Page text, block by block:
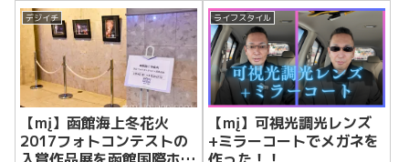
デジイチ
【mį】函館海上冬花火
2017フォトコンテストの
ライフスタイル
【mį】可視光調光レンズ
+ミラーコートでメガネを